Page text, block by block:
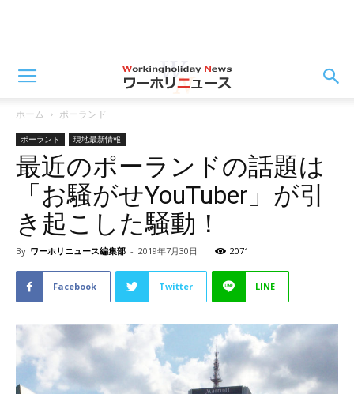
ホーム ポーランド
ポーランド 現地最新情報
最近のポーランドの話題は
「お騒がせYouTuber」が引
き起こした騒動！
By ワーホリニュース編集部 - 2019年7月30日 2071
Facebook Twitter LINE